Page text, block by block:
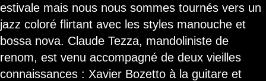
estivale mais nous nous sommes tournés vers un
jazz coloré flirtant avec les styles manouche et
bossa nova. Claude Tezza, mandoliniste de
renom, est venu accompagné de deux vieilles
connaissances : Xavier Bozetto à la guitare et